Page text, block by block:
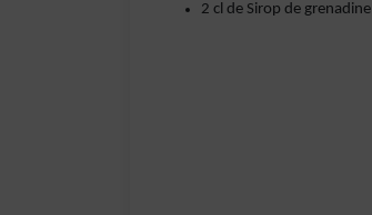
2 cl de Sirop de grenadine